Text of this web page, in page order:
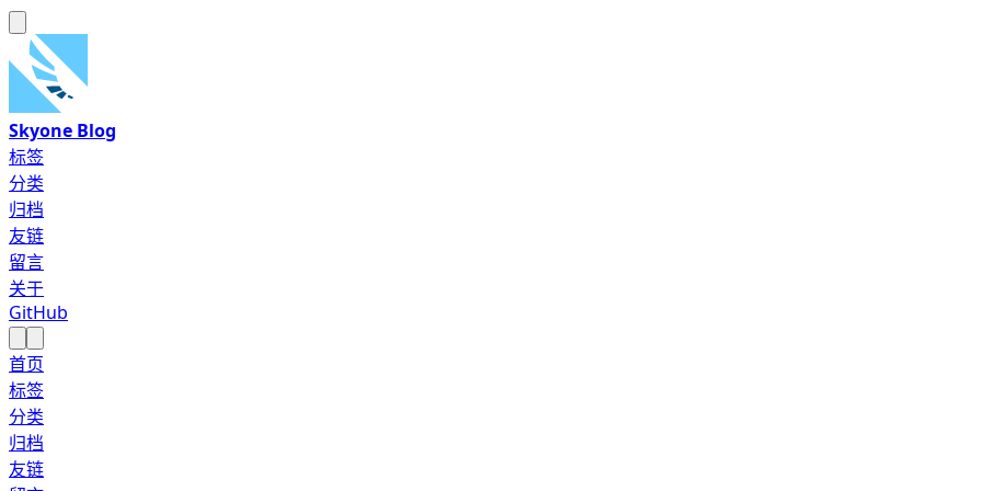
Skyone Blog
标签
分类
归档
友链
留言
关于
GitHub
首页
标签
分类
归档
友链